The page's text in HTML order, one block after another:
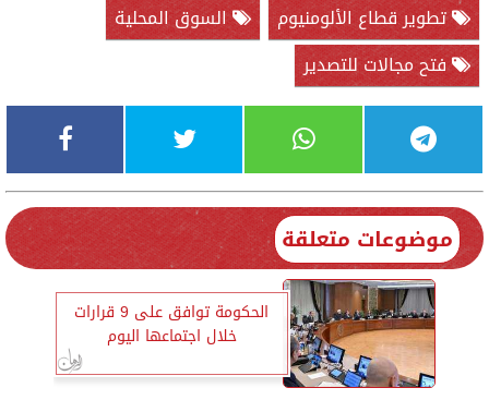
تطوير قطاع الألومنيوم
السوق المحلية
فتح مجالات للتصدير
موضوعات متعلقة
الحكومة توافق على 9 قرارات
خلال اجتماعها اليوم